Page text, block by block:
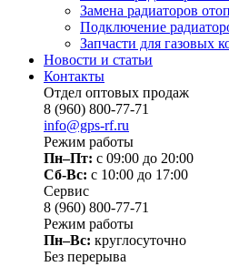
Замена радиаторов
Подключение
Запчасти для газовых
Новости и статьи
Контакты
Отдел оптовых продаж
8 (960) 800-77-71
info@gps-rf.ru
Режим работы
Пн–Пт: с 09:00 до 20:00
Сб-Вс: c 10:00 до 17:00
Сервис
8 (960) 800-77-71
Режим работы
Пн–Вс: круглосуточно
Без перерыва